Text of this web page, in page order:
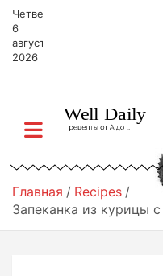
Четверг,
6
августа,
2026
Главная
Recipes
Запеканка из курицы